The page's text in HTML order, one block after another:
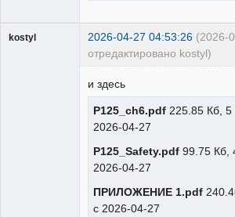
kostyl 2026-04-27 04:53:26 (2026-
отредактировано kostyl)
и здесь
P125_ch6.pdf 225.85 Кб, 5
2026-04-27
P125_Safety.pdf 99.75 Кб,
2026-04-27
ПРИЛОЖЕНИЕ 1.pdf
с 2026-04-27